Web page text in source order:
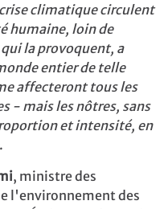
climatique circulent
humaine, loin de
la provoquent, a
entier de telle
affecteront tous les
- mais les nôtres, sans
et intensité, en
.
, ministre des
l'environnement des